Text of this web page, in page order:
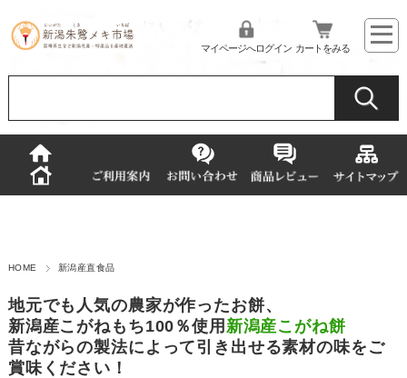
マイページへログイン カートをみる
HOME 新潟産直食品
地元でも人気の農家が作ったお餅、
新潟産こがねもち100％使用 新潟産こがね餅
昔ながらの製法によって引き出せる素材の味をご
賞味ください！